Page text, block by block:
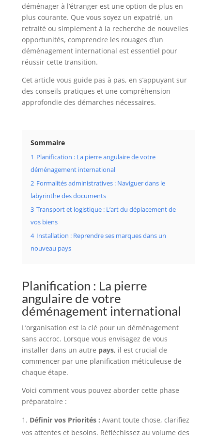
déménager à l’étranger est une option de plus en
plus courante. Que vous soyez un expatrié, un
retraité ou simplement à la recherche de nouvelles
opportunités, comprendre les rouages d’un
déménagement international est essentiel pour
réussir cette transition.
Cet article vous guide pas à pas, en s’appuyant sur
des conseils pratiques et une compréhension
approfondie des démarches nécessaires.
Sommaire
1 Planification : La pierre angulaire de votre
déménagement international
2 Formalités administratives : Naviguer dans le
labyrinthe des documents
3 Transport et logistique : L’art du déplacement de
vos biens
4 Installation : Reprendre ses marques dans un
nouveau pays
Planification : La pierre
angulaire de votre
déménagement international
L’organisation est la clé pour un déménagement
sans accroc. Lorsque vous envisagez de vous
installer dans un autre pays, il est crucial de
commencer par une planification méticuleuse de
chaque étape.
Voici comment vous pouvez aborder cette phase
préparatoire :
Définir vos Priorités : Avant toute chose, clarifiez
vos attentes et besoins. Réfléchissez au volume des